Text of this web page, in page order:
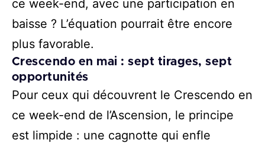
ce week-end, avec une participation en
baisse ? L’équation pourrait être encore
plus favorable.
Crescendo en mai : sept tirages, sept
opportunités
Pour ceux qui découvrent le Crescendo en
ce week-end de l’Ascension, le principe
est limpide : une cagnotte qui enfle